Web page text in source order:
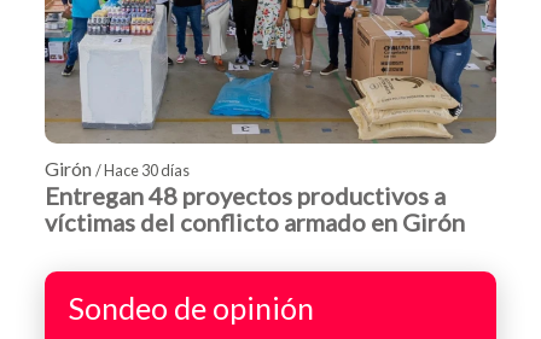
Girón / Hace 30 días
Entregan 48 proyectos productivos a
víctimas del conflicto armado en Girón
Sondeo de opinión